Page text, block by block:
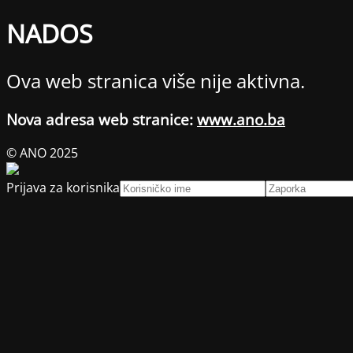
NADOS
Ova web stranica više nije aktivna.
Nova adresa web stranice: www.ano.ba
© ANO 2025
Prijava za korisnika